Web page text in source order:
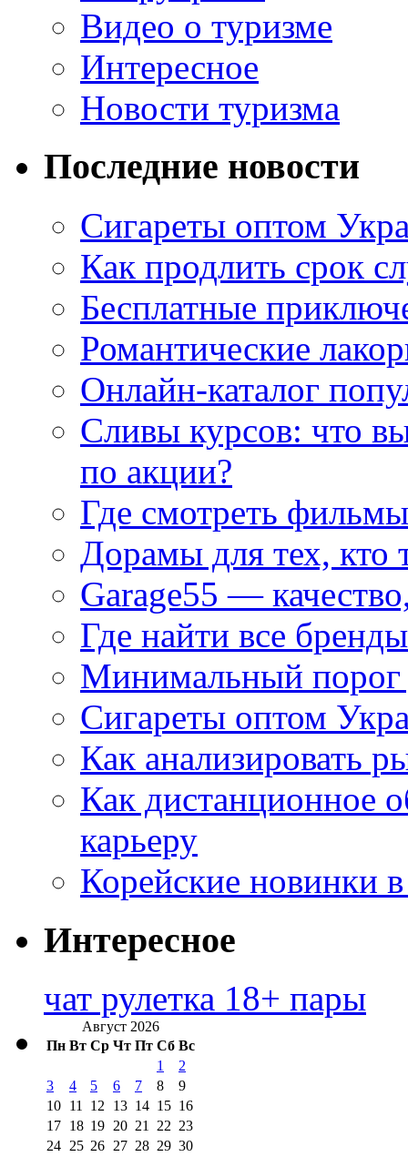
Видео о туризме
Интересное
Новости туризма
Последние новости
Сигареты оптом
Как продлить срок
Бесплатные
Романтические
Онлайн-каталог
Сливы курсов: что
по акции?
Где смотреть
Дорамы для тех, кто
Garage55 —
Где найти все
Минимальный порог
Сигареты оптом
Как анализировать
Как дистанционное
карьеру
Корейские новинки
Интересное
чат рулетка 18+ пары
Август 2026
Пн Вт Ср Чт Пт Сб Вс
1
2
3
4 5 6 7 8
9
10 11 12 13 14 15 16
17 18 19 20 21 22 23
24 25 26 27 28 29 30